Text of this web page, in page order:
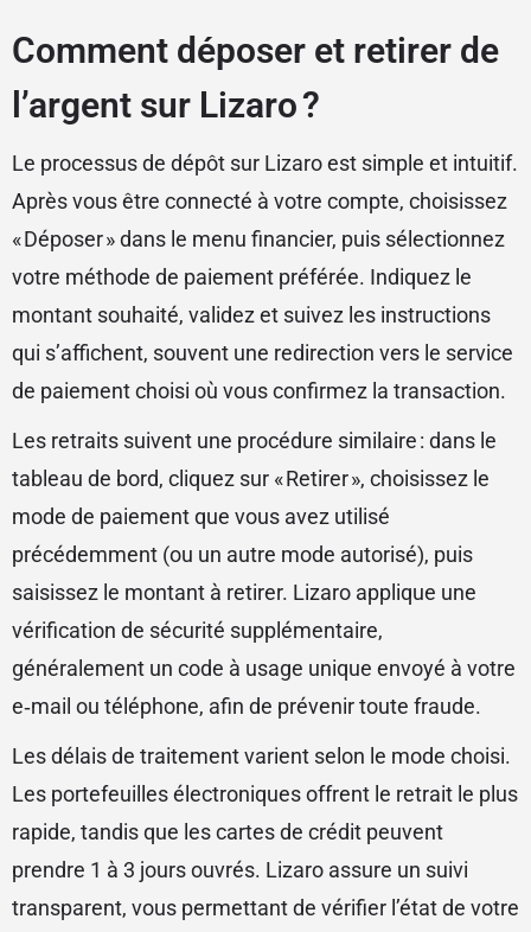
Comment déposer et retirer de
l’argent sur Lizaro ?
Le processus de dépôt sur Lizaro est simple et intuitif.
Après vous être connecté à votre compte, choisissez
« Déposer » dans le menu financier, puis sélectionnez
votre méthode de paiement préférée. Indiquez le
montant souhaité, validez et suivez les instructions
qui s’affichent, souvent une redirection vers le service
de paiement choisi où vous confirmez la transaction.
Les retraits suivent une procédure similaire : dans le
tableau de bord, cliquez sur « Retirer », choisissez le
mode de paiement que vous avez utilisé
précédemment (ou un autre mode autorisé), puis
saisissez le montant à retirer. Lizaro applique une
vérification de sécurité supplémentaire,
généralement un code à usage unique envoyé à votre
e‑mail ou téléphone, afin de prévenir toute fraude.
Les délais de traitement varient selon le mode choisi.
Les portefeuilles électroniques offrent le retrait le plus
rapide, tandis que les cartes de crédit peuvent
prendre 1 à 3 jours ouvrés. Lizaro assure un suivi
transparent, vous permettant de vérifier l’état de votre